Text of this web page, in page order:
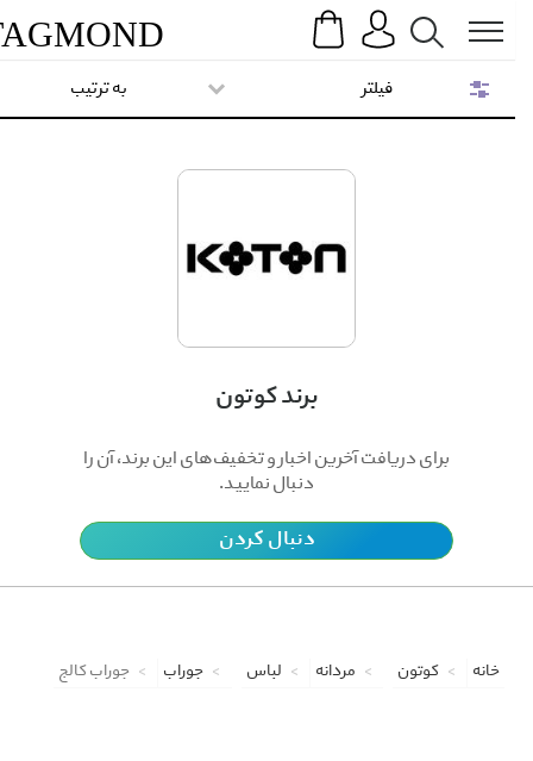
Search
TAGMOND
برند کوتون
برای دریافت آخرین اخبار و تخفیف‌های این برند، آن را
دنبال نمایید.
دنبال کردن
به ترتیب
خانه کوتون مردانه لباس جوراب جوراب کالج
فیلتر